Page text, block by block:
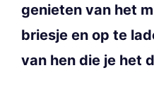
genieten van het
briesje en op te
van hen die je het